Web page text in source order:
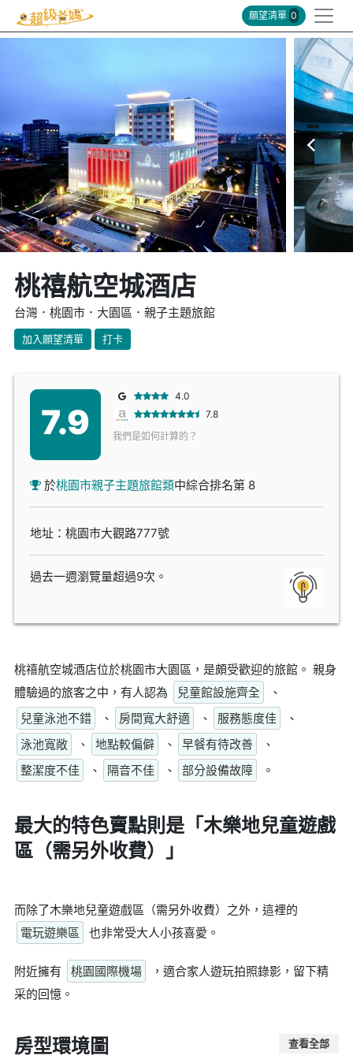
願望清單 0
桃禧航空城酒店
台灣．桃園市．大園區．親子主題旅館
加入願望清單 打卡
7.9
4.0
7.8
我們是如何計算的？
於桃園市親子主題旅館類中綜合排名第 8
地址：桃園市大觀路777號
過去一週瀏覽量超過9次。
桃禧航空城酒店位於桃園市大園區，是頗受歡迎的旅館。 親身
體驗過的旅客之中，有人認為
兒童館設施齊全
、
兒童泳池不錯
、 房間寬大舒適 、 服務態度佳
、
泳池寬敞
、 地點較偏僻 、 早餐有待改善
、
整潔度不佳
、 隔音不佳 、 部分設備故障 。
最大的特色賣點則是「木樂地兒童遊戲
區（需另外收費）」
而除了木樂地兒童遊戲區（需另外收費）之外，這裡的
電玩遊樂區
也非常受大人小孩喜愛。
附近擁有 桃園國際機場
，適合家人遊玩拍照錄影，留下精
采的回憶。
房型環境圖 查看全部